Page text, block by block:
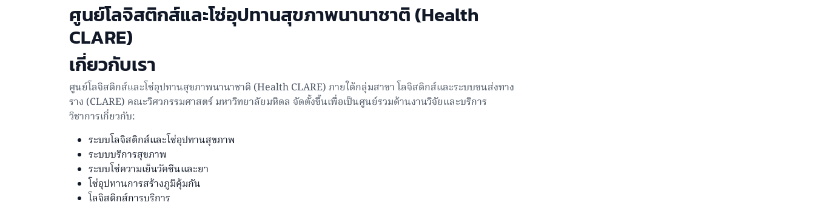
ศูนย์โลจิสติกส์และโซ่อุปทานสุขภาพนานาชาติ (Health
CLARE)
เกี่ยวกับเรา
ศูนย์โลจิสติกส์และโซ่อุปทานสุขภาพนานาชาติ (Health CLARE) ภายใต้กลุ่มสาขา โลจิสติกส์และระบบขนส่งทาง
ราง (CLARE) คณะวิศวกรรมศาสตร์ มหาวิทยาลัยมหิดล จัดตั้งขึ้นเพื่อเป็นศูนย์รวมด้านงานวิจัยและบริการ
วิชาการเกี่ยวกับ:
ระบบโลจิสติกส์และโซ่อุปทานสุขภาพ
ระบบบริการสุขภาพ
ระบบโซ่ความเย็นวัคซีนและยา
โซ่อุปทานการสร้างภูมิคุ้มกัน
โลจิสติกส์การบริการ